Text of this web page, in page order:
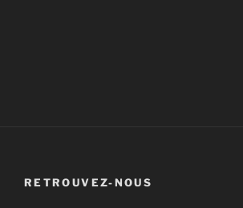
RETROUVEZ-NOUS